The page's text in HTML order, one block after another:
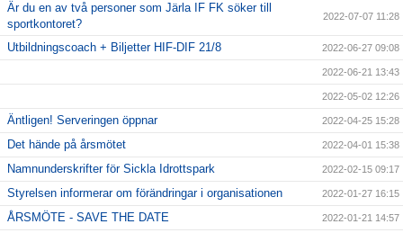
Är du en av två personer som Järla IF FK söker till
sportkontoret?
2022-07-07 11:28
Utbildningscoach + Biljetter HIF-DIF 21/8 2022-06-27 09:08
2022-06-21 13:43
2022-05-02 12:26
Äntligen! Serveringen öppnar 2022-04-25 15:28
Det hände på årsmötet 2022-04-01 15:38
Namnunderskrifter för Sickla Idrottspark 2022-02-15 09:17
Styrelsen informerar om förändringar i organisationen 2022-01-27 16:15
ÅRSMÖTE - SAVE THE DATE 2022-01-21 14:57